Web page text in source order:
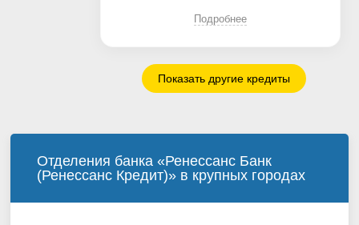
Подробнее
Показать другие кредиты
Отделения банка «Ренессанс Банк
(Ренессанс Кредит)» в крупных городах